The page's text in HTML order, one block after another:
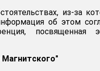
из-за
об этом
посвященная